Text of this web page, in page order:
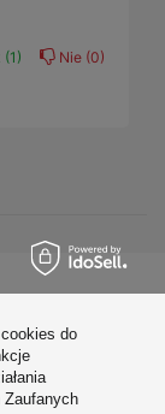
1 Nie 0
do
Zaufanych